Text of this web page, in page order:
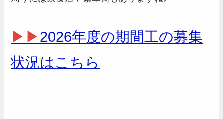
▶▶2026年度の期間工の募集
状況はこちら